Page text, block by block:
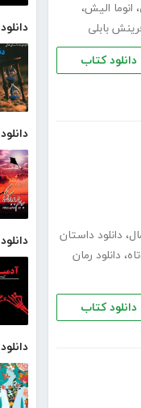
، انوما الیش،
بابلی
دانلود کتاب
، دانلود داستان
، دانلود رمان
دانلود کتاب